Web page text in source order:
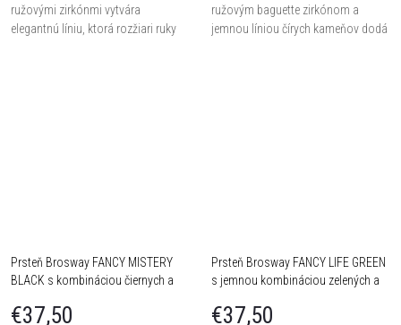
ružovými zirkónmi vytvára
elegantnú líniu, ktorá rozžiari ruky
ružovým baguette zirkónom a
jemnou líniou čírych kameňov dodá
Prsteň Brosway FANCY MISTERY
BLACK s kombináciou čiernych a
€37,50
Prsteň Brosway FANCY LIFE GREEN
s jemnou kombináciou zelených a
€37,50